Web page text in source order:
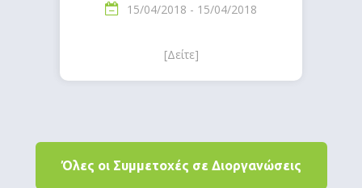
15/04/2018 - 15/04/2018
[Δείτε]
Όλες οι Συμμετοχές σε Διοργανώσεις